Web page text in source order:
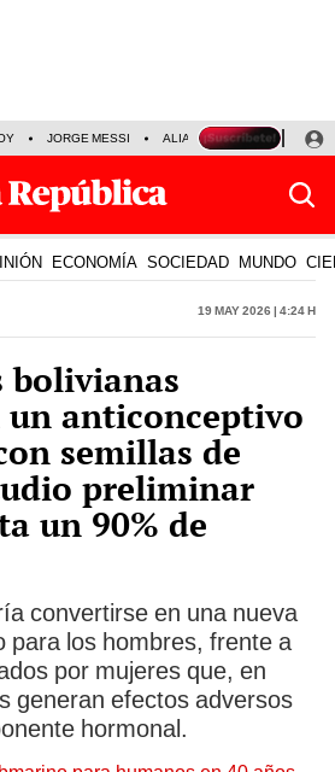
JORGE MESSI ALIANZA LIMA VS SPORT
ECONOMÍA SOCIEDAD MUNDO
19 May 2026 | 4:24 h
bolivianas
anticonceptivo
semillas de
preliminar
un 90% de
convertirse en una nueva
para los hombres, frente a
por mujeres que, en
generan efectos adversos
hormonal.